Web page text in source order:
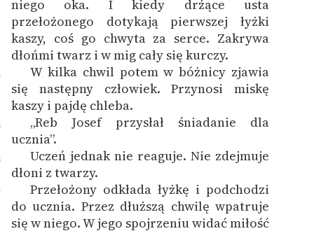
niego oka. I kiedy drżące usta
przełożonego dotykają pierwszej łyżki
kaszy, coś go chwyta za serce. Zakrywa
dłońmi twarz i w mig cały się kurczy.
W kilka chwil potem w bóżnicy zjawia
się następny człowiek. Przynosi miskę
kaszy i pajdę chleba.
„Reb Josef przysłał śniadanie dla
ucznia”.
Uczeń jednak nie reaguje. Nie zdejmuje
dłoni z twarzy.
Przełożony odkłada łyżkę i podchodzi
do ucznia. Przez dłuższą chwilę wpatruje
się w niego. W jego spojrzeniu widać miłość